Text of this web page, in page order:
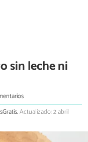
sin leche ni
Actualizado: 2 abril